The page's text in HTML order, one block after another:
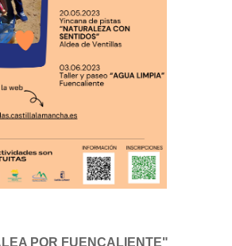
POR FUENCALIENTE"